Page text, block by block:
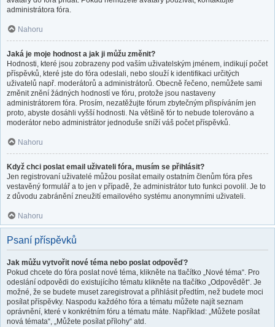
administrátora fóra.
Nahoru
Jaká je moje hodnost a jak ji můžu změnit?
Hodnosti, které jsou zobrazeny pod vaším uživatelským jménem, indikují počet
příspěvků, které jste do fóra odeslali, nebo slouží k identifikaci určitých
uživatelů např. moderátorů a administrátorů. Obecně řečeno, nemůžete sami
změnit znění žádných hodností ve fóru, protože jsou nastaveny
administrátorem fóra. Prosím, nezatěžujte fórum zbytečným přispíváním jen
proto, abyste dosáhli vyšší hodnosti. Na většině fór to nebude tolerováno a
moderátor nebo administrátor jednoduše sníží váš počet příspěvků.
Nahoru
Když chci poslat email uživateli fóra, musím se přihlásit?
Jen registrovaní uživatelé můžou posílat emaily ostatním členům fóra přes
vestavěný formulář a to jen v případě, že administrátor tuto funkci povolil. Je to
z důvodu zabránění zneužití emailového systému anonymními uživateli.
Nahoru
Psaní příspěvků
Jak můžu vytvořit nové téma nebo poslat odpověď?
Pokud chcete do fóra poslat nové téma, klikněte na tlačítko „Nové téma“. Pro
odeslání odpovědi do existujícího tématu klikněte na tlačítko „Odpovědět“. Je
možné, že se budete muset zaregistrovat a přihlásit předtím, než budete moci
posílat příspěvky. Naspodu každého fóra a tématu můžete najít seznam
oprávnění, které v konkrétním fóru a tématu máte. Například: „Můžete posílat
nová témata“, „Můžete posílat přílohy“ atd.